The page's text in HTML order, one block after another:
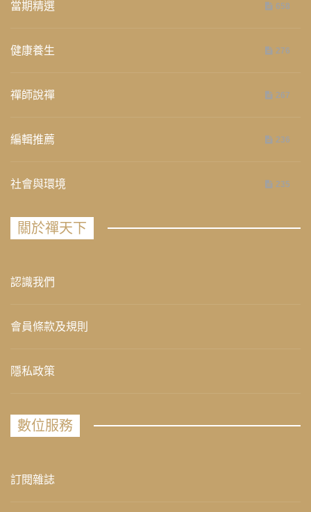
當期精選 658
健康養生 276
禪師說禪 267
編輯推薦 236
社會與環境 235
關於禪天下
認識我們
會員條款及規則
隱私政策
數位服務
訂閱雜誌